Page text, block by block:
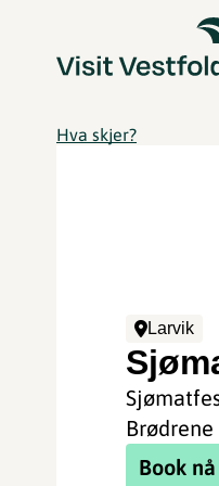
Hva skjer?
Larvik
Brødrene
Book nå